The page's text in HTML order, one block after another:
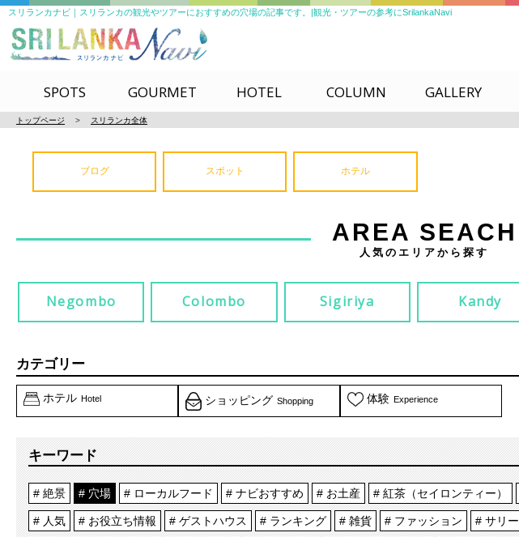
スリランカナビ｜スリランカの観光やツアーにおすすめの穴場の記事です。|観光・ツアーの参考にSrilankaNavi
SPOTS GOURMET HOTEL COLUMN GALLERY
トップページ > スリランカ全体
ブログ スポット ホテル
AREA SEACH
人気のエリアから探す
Negombo Colombo Sigiriya Kandy
カテゴリー
ホテル Hotel ショッピング Shopping 体験 Experience
キーワード
絶景 穴場 ローカルフード ナビおすすめ お土産 紅茶（セイロンティー）
人気 お役立ち情報 ゲストハウス ランキング 雑貨 ファッション サリー